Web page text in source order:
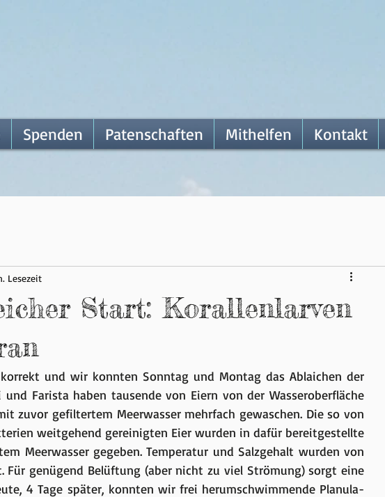
Spenden Patenschaften Mithelfen Kontakt
Start: Korallenlarven
Lesezeit
korrekt und wir konnten Sonntag und Montag das Ablaichen der
und Farista haben tausende von Eiern von der Wasseroberfläche
zuvor gefiltertem Meerwasser mehrfach gewaschen. Die so von
weitgehend gereinigten Eier wurden in dafür bereitgestellte
Meerwasser gegeben. Temperatur und Salzgehalt wurden von
Für genügend Belüftung (aber nicht zu viel Strömung) sorgt eine
4 Tage später, konnten wir frei herumschwimmende Planula-